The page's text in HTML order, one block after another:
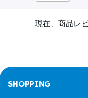
現在、商品レ
SHOPPING